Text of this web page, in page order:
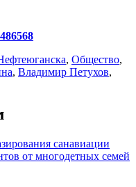
, Общество,
, Владимир Петухов,
санавиации
от многодетных семей